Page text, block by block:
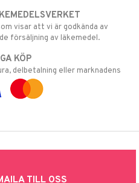
visar att vi är godkända av
försäljning av läkemedel.
KÖP
delbetalning eller marknadens
TILL OSS